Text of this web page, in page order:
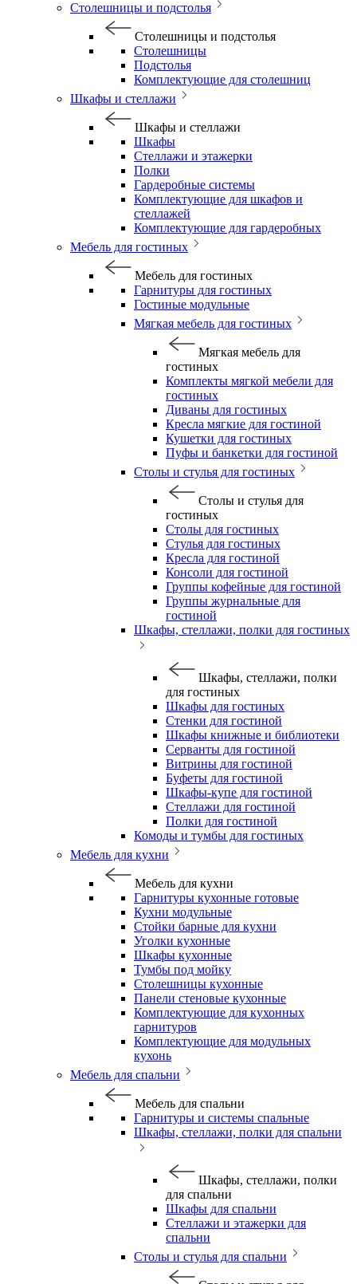
Столешницы и подстолья
Столешницы и подстолья
Столешницы
Подстолья
Комплектующие для столешниц
Шкафы и стеллажи
Шкафы и стеллажи
Шкафы
Стеллажи и этажерки
Полки
Гардеробные системы
Комплектующие для шкафов и
стеллажей
Комплектующие для гардеробных
Мебель для гостиных
Мебель для гостиных
Гарнитуры для гостиных
Гостиные модульные
Мягкая мебель для гостиных
Мягкая мебель для
гостиных
Комплекты мягкой мебели для
гостиных
Диваны для гостиных
Кресла мягкие для гостиной
Кушетки для гостиных
Пуфы и банкетки для гостиной
Столы и стулья для гостиных
Столы и стулья для
гостиных
Столы для гостиных
Стулья для гостиных
Кресла для гостиной
Консоли для гостиной
Группы кофейные для гостиной
Группы журнальные для
гостиной
Шкафы, стеллажи, полки для гостиных
Шкафы, стеллажи, полки
для гостиных
Шкафы для гостиных
Стенки для гостиной
Шкафы книжные и библиотеки
Серванты для гостиной
Витрины для гостиной
Буфеты для гостиной
Шкафы-купе для гостиной
Стеллажи для гостиной
Полки для гостиной
Комоды и тумбы для гостиных
Мебель для кухни
Мебель для кухни
Гарнитуры кухонные готовые
Кухни модульные
Стойки барные для кухни
Уголки кухонные
Шкафы кухонные
Тумбы под мойку
Столешницы кухонные
Панели стеновые кухонные
Комплектующие для кухонных
гарнитуров
Комплектующие для модульных
кухонь
Мебель для спальни
Мебель для спальни
Гарнитуры и системы спальные
Шкафы, стеллажи, полки для спальни
Шкафы, стеллажи, полки
для спальни
Шкафы для спальни
Стеллажи и этажерки для
спальни
Столы и стулья для спальни